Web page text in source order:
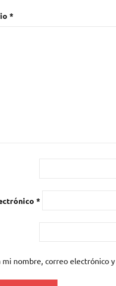
*
*
mi nombre, correo electrónico